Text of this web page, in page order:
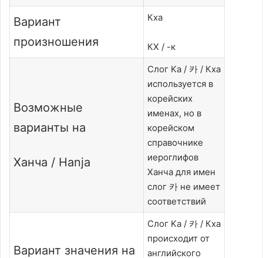
Вариант
произношения
Кха
КХ / -к
Возможные
варианты на
Ханча / Hanja
Слог Ka / 카 / Кха
используется в
корейских
именах, но в
корейском
справочнике
иероглифов
Ханча для имен
слог 카 не имеет
соответствий
Вариант значения на
Слог Ka / 카 / Кха
происходит от
английского